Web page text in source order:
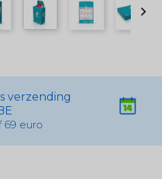

verzending
69 euro